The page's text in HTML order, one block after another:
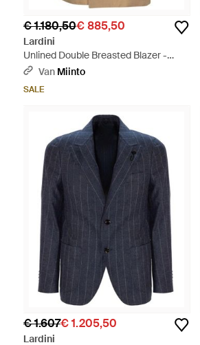
€ 1.180,50€ 885,50
Lardini
Unlined Double Breasted Blazer -
Naturel
Van Miinto
SALE
€ 1.607€ 1.205,50
Lardini